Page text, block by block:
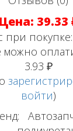
Цена: 39.33
при покупке:
3.93 ₽
войти)